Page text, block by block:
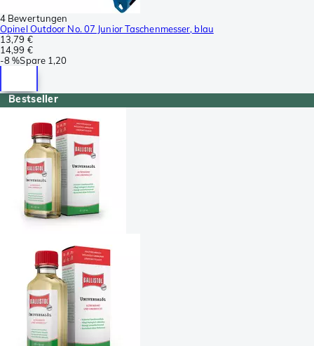
4 Bewertungen
Opinel Outdoor No. 07 Junior Taschenmesser, blau
13,79 €
14,99 €
-8 %Spare 1,20
Bestseller